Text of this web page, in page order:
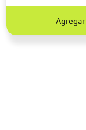
Agregar